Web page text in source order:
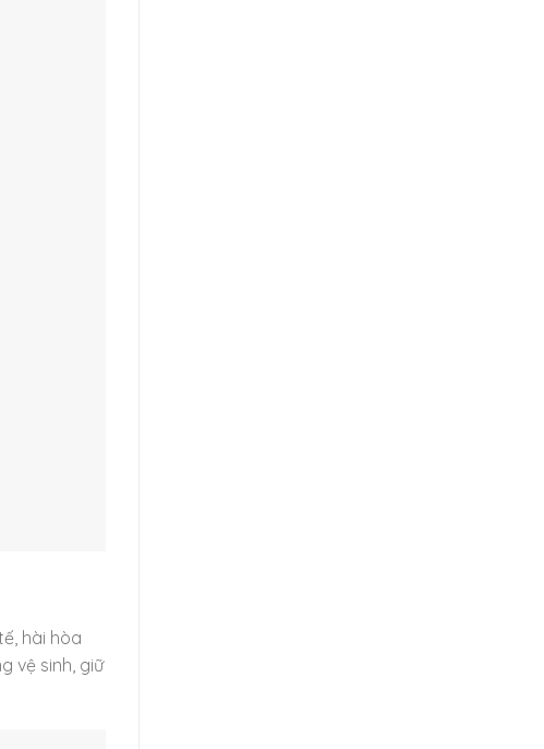
hài hòa
vệ sinh, giữ